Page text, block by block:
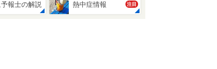
報士の解説 熱中症情報 注目